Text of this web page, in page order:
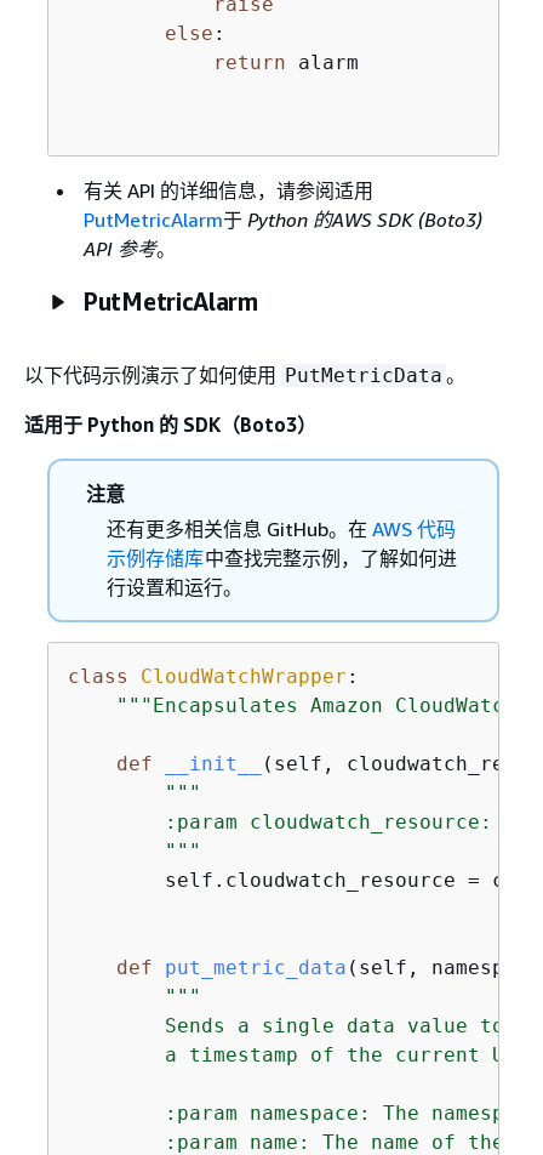
else :
return alarm
有关 API 的详细信息，请参阅适用
PutMetricAlarm于 Python 的AWS SDK (Boto3)
API 参考。
PutMetricAlarm
以下代码示例演示了如何使用 PutMetricData 。
适用于 Python 的 SDK（Boto3）
注意
还有更多相关信息 GitHub。在 AWS 代码
示例存储库中查找完整示例，了解如何进
行设置和运行。
class CloudWatchWrapper :
"""Encapsulates Amazon
def __init__ ( self,
"""
:param cloudwatch_resource: A
        """
self.cloudwatch_resource =
def put_metric_data ( self,
"""
Sends a single data value to
a timestamp of the current UTC
:param namespace: The
:param name: The name of the